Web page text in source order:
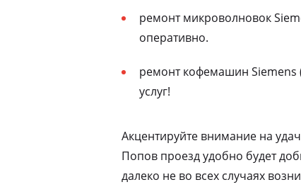
ремонт микроволновок
оперативно.
ремонт кофемашин Siemens
услуг!
Акцентируйте внимание на
Попов проезд удобно будет
далеко не во всех случаях